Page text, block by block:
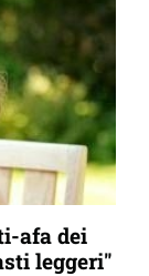
afa dei
leggeri"